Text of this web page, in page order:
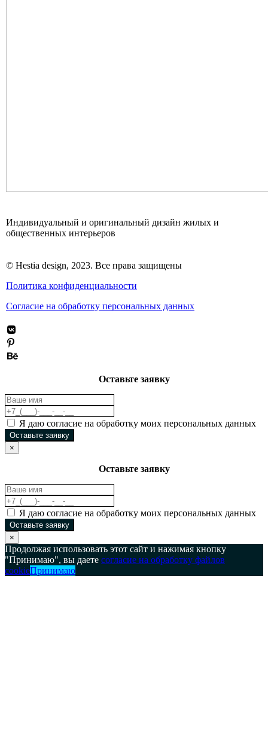
Индивидуальный и оригинальный дизайн жилых и
общественных интерьеров
© Hestia design, 2023. Все права защищены
Политика конфиденциальности
Согласие на обработку персональных данных
Оставьте заявку
Я даю согласие на обработку моих персональных данных
Оставьте заявку
×
Оставьте заявку
Я даю согласие на обработку моих персональных данных
Оставьте заявку
×
Продолжая использовать этот сайт и нажимая кнопку
"Принимаю", вы даете согласие на обработку файлов
cookieПринимаю